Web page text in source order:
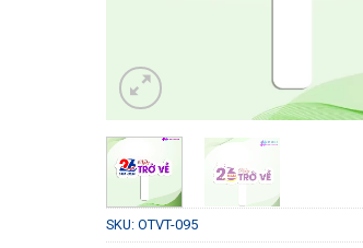
SKU: OTVT-095